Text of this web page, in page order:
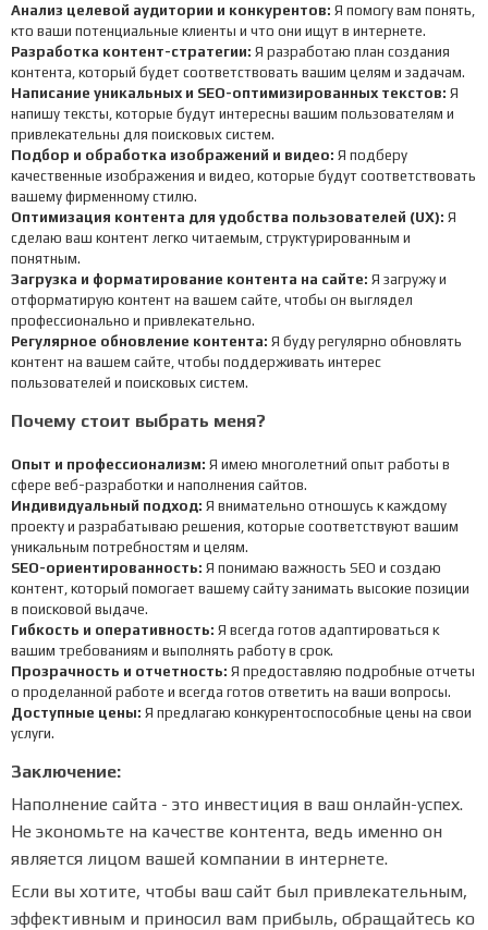
Анализ целевой аудитории и конкурентов: Я помогу вам понять,
кто ваши потенциальные клиенты и что они ищут в интернете.
Разработка контент-стратегии: Я разработаю план создания
контента, который будет соответствовать вашим целям и задачам.
Написание уникальных и SEO-оптимизированных текстов: Я
напишу тексты, которые будут интересны вашим пользователям и
привлекательны для поисковых систем.
Подбор и обработка изображений и видео: Я подберу
качественные изображения и видео, которые будут соответствовать
вашему фирменному стилю.
Оптимизация контента для удобства пользователей (UX): Я
сделаю ваш контент легко читаемым, структурированным и
понятным.
Загрузка и форматирование контента на сайте: Я загружу и
отформатирую контент на вашем сайте, чтобы он выглядел
профессионально и привлекательно.
Регулярное обновление контента: Я буду регулярно обновлять
контент на вашем сайте, чтобы поддерживать интерес
пользователей и поисковых систем.
Почему стоит выбрать меня?
Опыт и профессионализм: Я имею многолетний опыт работы в
сфере веб-разработки и наполнения сайтов.
Индивидуальный подход: Я внимательно отношусь к каждому
проекту и разрабатываю решения, которые соответствуют вашим
уникальным потребностям и целям.
SEO-ориентированность: Я понимаю важность SEO и создаю
контент, который помогает вашему сайту занимать высокие позиции
в поисковой выдаче.
Гибкость и оперативность: Я всегда готов адаптироваться к
вашим требованиям и выполнять работу в срок.
Прозрачность и отчетность: Я предоставляю подробные отчеты
о проделанной работе и всегда готов ответить на ваши вопросы.
Доступные цены: Я предлагаю конкурентоспособные цены на свои
услуги.
Заключение:
Наполнение сайта - это инвестиция в ваш онлайн-успех.
Не экономьте на качестве контента, ведь именно он
является лицом вашей компании в интернете.
Если вы хотите, чтобы ваш сайт был привлекательным,
эффективным и приносил вам прибыль, обращайтесь ко